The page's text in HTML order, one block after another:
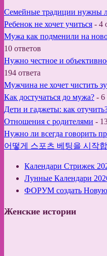
Семейные традиции нужны
Ребенок не хочет учиться - 4
Мужа как подменили на
10 ответов
Нужно честное и
194 ответа
Мужчина не хочет чистить
Как достучаться до мужа? - 6
Дети и гаджеты: как
Отношения с родителями -
Нужно ли всегда говорить
어떻게 스포츠 베팅을 시작
Календари Стрижек
Лунные Календари
ФОРУМ создать
Женские истории